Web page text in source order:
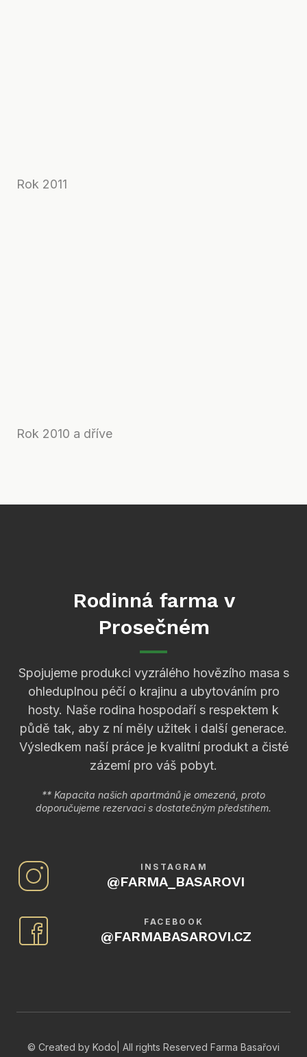
Rok 2011
Rok 2010 a dříve
Rodinná farma v
Prosečném
Spojujeme produkci vyzrálého hovězího masa s
ohleduplnou péčí o krajinu a ubytováním pro
hosty. Naše rodina hospodaří s respektem k
půdě tak, aby z ní měly užitek i další generace.
Výsledkem naší práce je kvalitní produkt a čisté
zázemí pro váš pobyt.
** Kapacita našich apartmánů je omezená, proto
doporučujeme rezervaci s dostatečným předstihem.
INSTAGRAM
@FARMA_BASAROVI
FACEBOOK
@FARMABASAROVI.CZ
© Created by Kodo| All rights Reserved Farma Basařovi